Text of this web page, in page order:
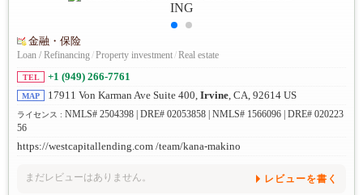
金融・保险
Loan / Refinancing /Property investment/Real estate
TEL +1 (949) 266-7761
MAP 17911 Von Karman Ave Suite 400, Irvine , CA, 92614 US
ライセンス : NMLS# 2504398 | DRE# 02053858 | NMLS# 1566096 | DRE# 020223
56
https://westcapitallending.com /team/kana-makino
まだレビューはありません。 レビューを書く